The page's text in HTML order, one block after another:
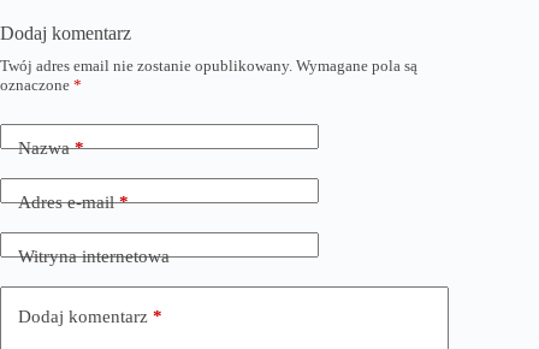
Dodaj komentarz
Twój adres email nie zostanie opublikowany. Wymagane pola są
oznaczone *
Nazwa*
Adres e-mail*
Witryna internetowa
Dodaj komentarz *